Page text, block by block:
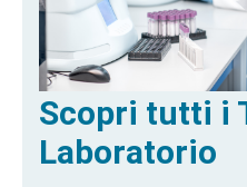
Scopri tutti i
Laboratorio